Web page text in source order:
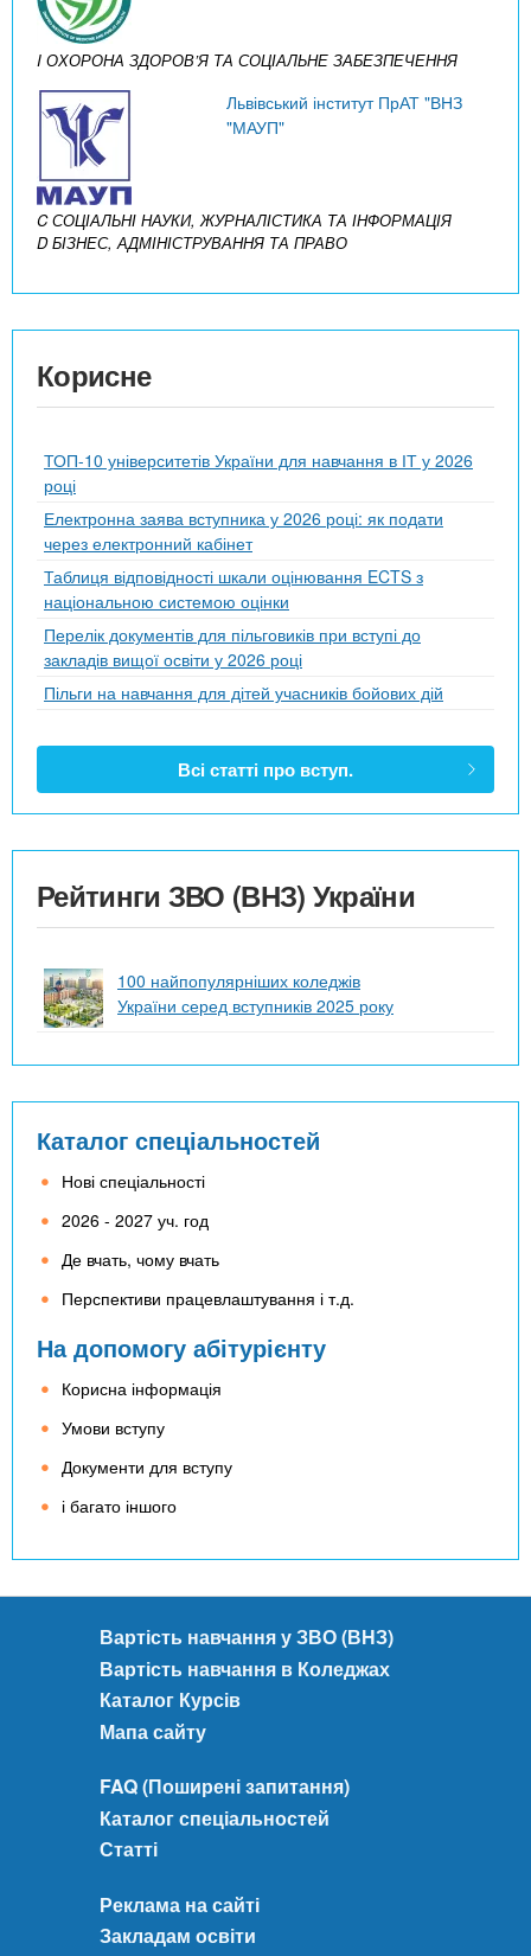
I ОХОРОНА ЗДОРОВ’Я ТА СОЦІАЛЬНЕ ЗАБЕЗПЕЧЕННЯ
Львівський інститут ПрАТ "ВНЗ
"МАУП"
C СОЦІАЛЬНІ НАУКИ, ЖУРНАЛІСТИКА ТА ІНФОРМАЦІЯ
D БІЗНЕС, АДМІНІСТРУВАННЯ ТА ПРАВО
Корисне
ТОП-10 університетів України для навчання в ІТ у 2026
році
Електронна заява вступника у 2026 році: як подати
через електронний кабінет
Таблиця відповідності шкали оцінювання ECTS з
національною системою оцінки
Перелік документів для пільговиків при вступі до
закладів вищої освіти у 2026 році
Пільги на навчання для дітей учасників бойових дій
Всі статті про вступ.
Рейтинги ЗВО (ВНЗ) України
100 найпопулярніших коледжів
України серед вступників 2025 року
Каталог спеціальностей
Нові спеціальності
2026 - 2027 уч. год
Де вчать, чому вчать
Перспективи працевлаштування і т.д.
На допомогу абітурієнту
Корисна інформація
Умови вступу
Документи для вступу
і багато іншого
Вартість навчання у ЗВО (ВНЗ)
Вартість навчання в Коледжах
Каталог Курсів
Мапа сайту
FAQ (Поширені запитання)
Каталог спеціальностей
Статті
Реклама на сайті
Закладам освіти